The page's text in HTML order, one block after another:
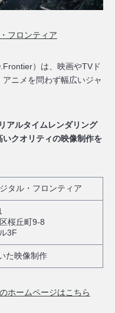
フロンティア
）は、映画やTVド
ニメを問わず幅広いジャ
アルタイムレンダリング
クオリティの映像制作を
タル・フロンティア
桜丘町9-8
3F
た映像制作
ホームページはこちら